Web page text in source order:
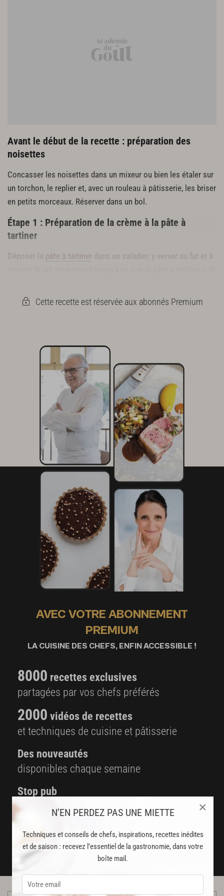
N’EN PERDEZ PAS UNE MIETTE
Techniques et conseils de chefs, inspirations, recettes inédites
et de saison : recevez l’essentiel de la gastronomie, dans votre
boîte mail.
×
Avant le début de la recette : préparation des
noisettes
Concasser les noisettes dans un mixeur ou bien les étaler sur
un torchon, le replier et, avec un rouleau à pâtisserie, les briser
en petits morceaux. Réserver dans un bol.
Étape 1 : Préparation de la crème à la pâte à
tartiner
Déposer la pâte à tartiner dans un saladier, y verser au fur et à
Cette recette est réservée aux abonnés Premium
AVEC VOTRE ABONNEMENT
PREMIUM
LA CUISINE DES CHEFS, ENFIN ACCESSIBLE !
8000 recettes exclusives
partagées par vos chefs préférés
2000 vidéos de recettes
et techniques de cuisine et pâtisserie
Des nouveautés
disponibles chaque semaine
Stop pub
un service garanti sans publicité
JE M'ABONNE
DÉJÀ ABONNÉ(E) ? JE ME CONNECTE